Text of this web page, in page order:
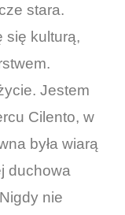
stara.
się kulturą,
Jestem
Cilento, w
była wiarą
duchowa
nie